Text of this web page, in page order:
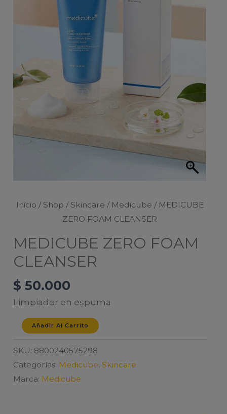
Inicio / Shop / Skincare / Medicube / MEDICUBE
ZERO FOAM CLEANSER
MEDICUBE ZERO FOAM
CLEANSER
$ 50.000
Limpiador en espuma
MEDICUBE
FOAM
CLEANSER
cantidad
Añadir Al Carrito
SKU: 8800240575298
Categorías: Medicube,Skincare
Marca: Medicube